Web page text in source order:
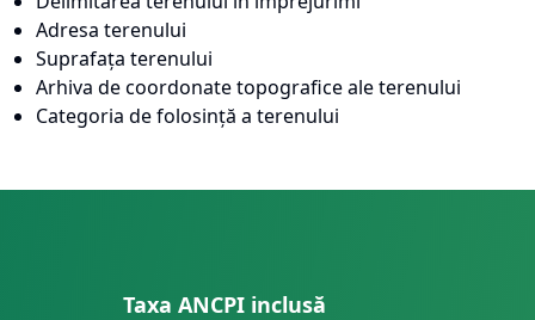
Adresa terenului
Suprafața terenului
Arhiva de coordonate topografice ale terenului
Categoria de folosință a terenului
Taxa ANCPI inclusă